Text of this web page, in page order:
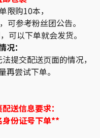
购10本，
可参考粉丝团公告。
可以下单就会发货。
：
提交配送页面的情况，
再尝试下单。
送信息要求：
身份证号下单**